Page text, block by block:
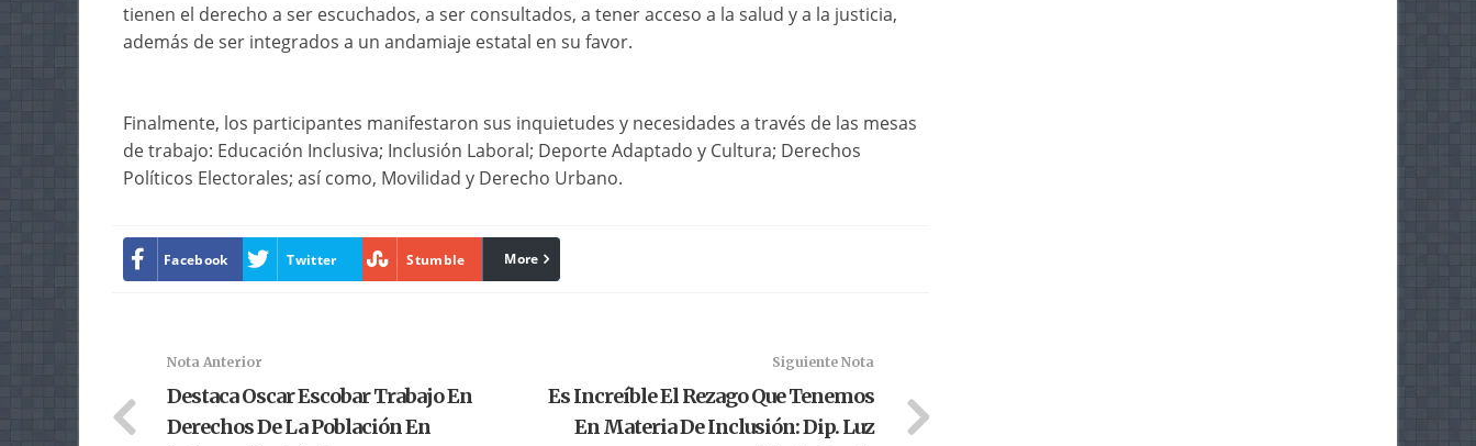
tienen el derecho a ser escuchados, a ser consultados, a tener acceso a la salud y a la justicia,
además de ser integrados a un andamiaje estatal en su favor.
Finalmente, los participantes manifestaron sus inquietudes y necesidades a través de las mesas
de trabajo: Educación Inclusiva; Inclusión Laboral; Deporte Adaptado y Cultura; Derechos
Políticos Electorales; así como, Movilidad y Derecho Urbano.
Facebook Twitter Stumble linkedin
More
Nota Anterior
Destaca Oscar Escobar Trabajo En
Derechos De La Población En
Siguiente Nota
Es Increíble El Rezago Que Tenemos
En Materia De Inclusión: Dip. Luz